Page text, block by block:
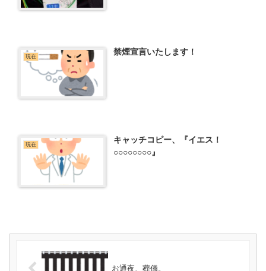
現在 禁煙宣言いたします！
現在
キャッチコピー、『イエス！
○○○○○○○○』
お通夜、葬儀。